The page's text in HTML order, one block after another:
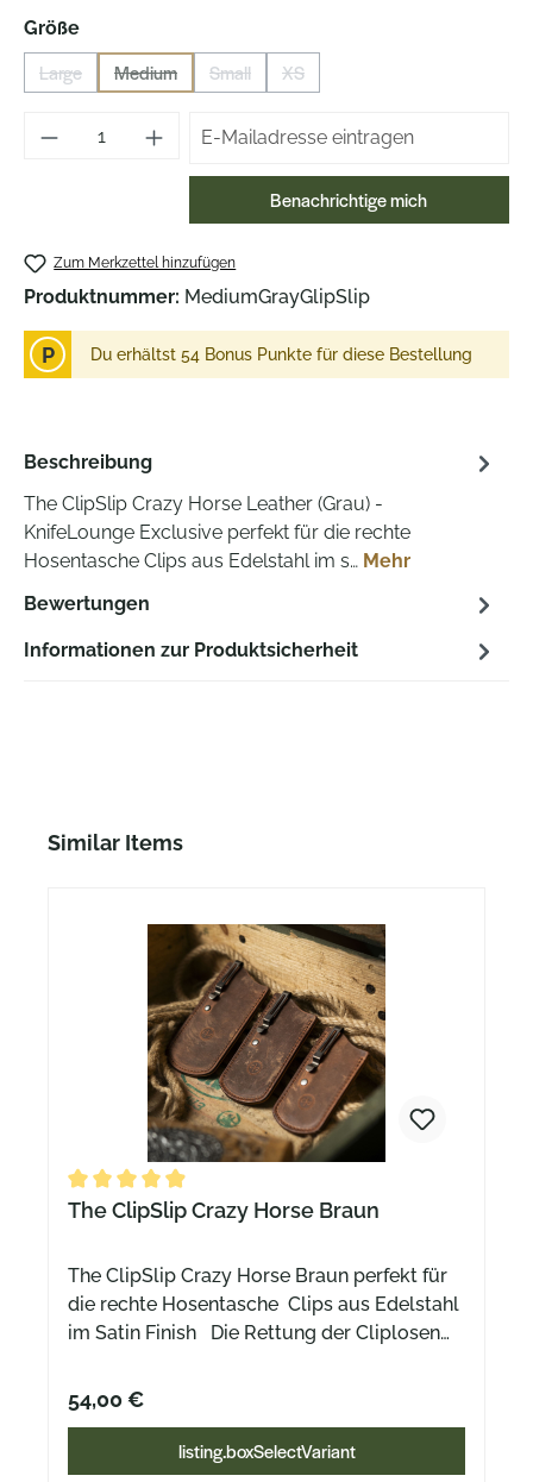
Größeauswählen
Large(Diese Option ist zurzeit nicht verfügbar.)
Medium(Diese Option ist zurzeit nicht verfügbar.)
Small(Diese Option ist zurzeit nicht verfügbar.)
XS(Diese Option ist zurzeit nicht
Benachrichtige mich
Zum Merkzettel hinzufügen
Produktnummer: MediumGrayGlipSlip
P Du erhältst 54 Bonus Punkte für diese Bestellung
Beschreibung
The ClipSlip Crazy Horse Leather (Grau) -
KnifeLounge Exclusive perfekt für die rechte
Hosentasche Clips aus Edelstahl im s… Mehr
Bewertungen
Informationen zur Produktsicherheit
Produktgalerie überspringen
Similar Items
Durchschnittliche Bewertung von 4.8 von 5 Sternen
The ClipSlip Crazy Horse Braun
The ClipSlip Crazy Horse Braun perfekt für
die rechte Hosentasche Clips aus Edelstahl
im Satin Finish Die Rettung der Cliplosen
Slipjoint Taschenmesser bleibt öfter zu
Hause weil es keinen Clip hat. Es nervt Dich
einfach, wenn es in der Hosentasche quer
oder schrägt liegt? Wir haben die Antwort:
54,00 €
listing.boxSelectVariant